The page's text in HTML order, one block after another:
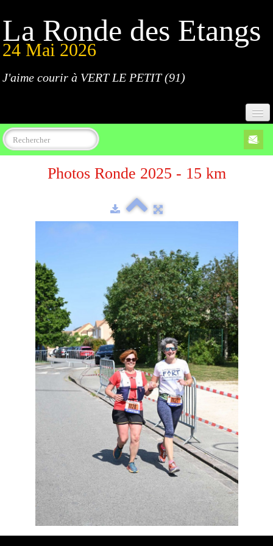
La Ronde des Etangs
24 Mai 2026
J'aime courir à VERT LE PETIT (91)
Accueil
Programme
Résultats
Devenez bénévoles
Partenaires
Photos▼
Photos Ronde 2025 - 15 km